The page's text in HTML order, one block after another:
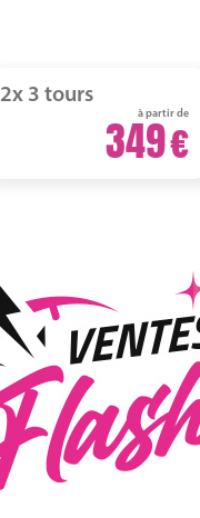
2x 3 tours
à partir de
349